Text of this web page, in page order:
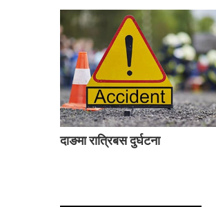
दाङमा रात्रिबस दुर्घटना